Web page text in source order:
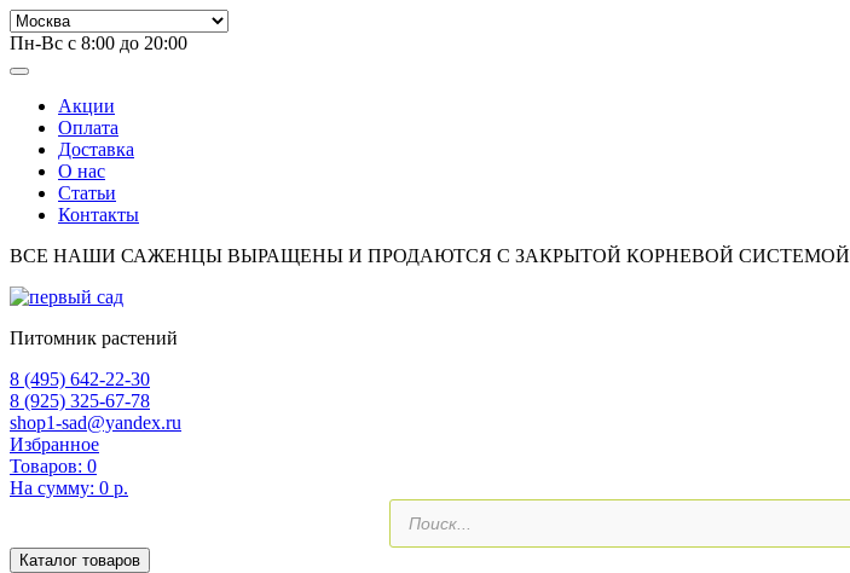
Пн-Вс с 8:00 до 20:00
Акции
Оплата
Доставка
О нас
Статьи
Контакты
ВСЕ НАШИ САЖЕНЦЫ ВЫРАЩЕНЫ И ПРОДАЮТСЯ С ЗАКРЫТОЙ КОРНЕВОЙ СИСТЕМОЙ
Питомник растений
8 (495) 642-22-30
8 (925) 325-67-78
shop1-sad@yandex.ru
Избранное
Товаров: 0
На сумму: 0 р.
Поиск
товаров
Каталог товаров